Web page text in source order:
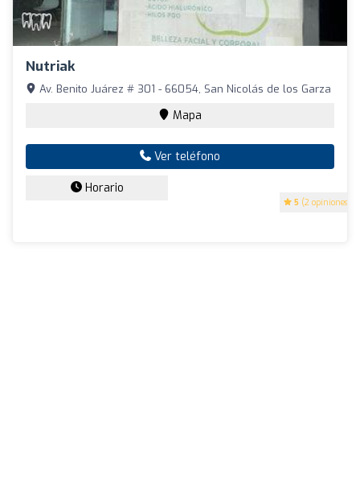
Nutriak
5 (2 opiniones)
Av. Benito Juárez # 301 - 66054, San Nicolás de los Garza
Mapa
Ver teléfono
Horario